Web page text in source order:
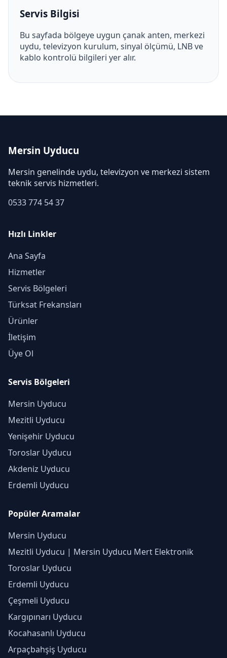
Servis Bilgisi
Bu sayfada bölgeye uygun çanak anten, merkezi
uydu, televizyon kurulum, sinyal ölçümü, LNB ve
kablo kontrolü bilgileri yer alır.
Mersin Uyducu
Mersin genelinde uydu, televizyon ve merkezi sistem
teknik servis hizmetleri.
0533 774 54 37
Hızlı Linkler
Ana Sayfa
Hizmetler
Servis Bölgeleri
Türksat Frekansları
Ürünler
İletişim
Üye Ol
Servis Bölgeleri
Mersin Uyducu
Mezitli Uyducu
Yenişehir Uyducu
Toroslar Uyducu
Akdeniz Uyducu
Erdemli Uyducu
Popüler Aramalar
Mersin Uyducu
Mezitli Uyducu | Mersin Uyducu Mert Elektronik
Toroslar Uyducu
Erdemli Uyducu
Çeşmeli Uyducu
Kargıpınarı Uyducu
Kocahasanlı Uyducu
Arpaçbahşiş Uyducu